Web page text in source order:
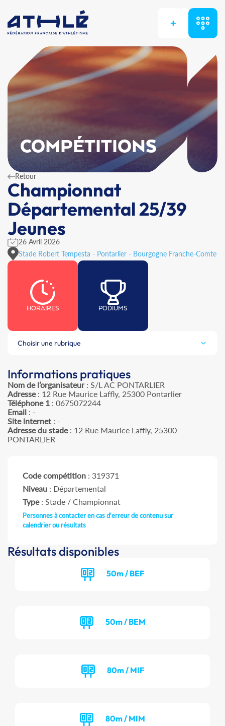
+
COMPÉTITIONS
Retour
Championnat
Départemental 25/39
Jeunes
26 Avril 2026
Stade Robert Tempesta - Pontarlier - Bourgogne Franche-Comte
HORAIRES PODIUMS
Choisir une rubrique
Informations pratiques
Nom de l’organisateur: S/L AC PONTARLIER
Adresse: 12 Rue Maurice Laffly, 25300 Pontarlier
Téléphone 1 : 0675072244
Email : -
Site internet : -
Adresse du stade: 12 Rue Maurice Laffly, 25300
PONTARLIER
Code compétition : 319371
Niveau : Départemental
Type: Stade / Championnat
Personnes à contacter en cas d'erreur de contenu sur
calendrier ou résultats
Résultats disponibles
50m / BEF
50m / BEM
80m / MIF
80m / MIM